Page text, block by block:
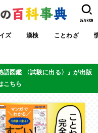
ズ 漢検 ことわざ
SEARCH
語図鑑 〈試験に出る〉』が出版
こちら